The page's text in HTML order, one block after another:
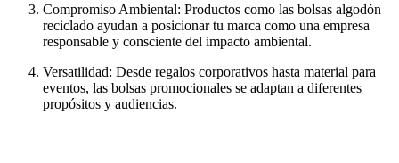
Compromiso Ambiental: Productos como las bolsas algodón
reciclado ayudan a posicionar tu marca como una empresa
responsable y consciente del impacto ambiental.
Versatilidad: Desde regalos corporativos hasta material para
eventos, las bolsas promocionales se adaptan a diferentes
propósitos y audiencias.